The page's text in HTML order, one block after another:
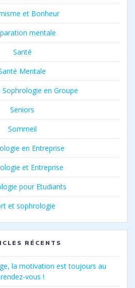
et Bonheur
mentale
Santé
Mentale
Sophrologie en Groupe
Seniors
Sommeil
en Entreprise
et Entreprise
pour Etudiants
et sophrologie
RÉCENTS
la motivation est toujours au
rendez-vous !